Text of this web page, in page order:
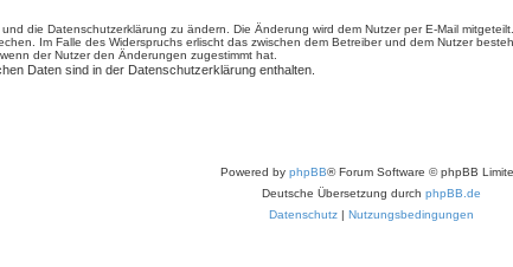
die Datenschutzerklärung zu ändern. Die Änderung wird dem Nutzer per E-Mail mitgeteilt.
Im Falle des Widerspruchs erlischt das zwischen dem Betreiber und dem Nutzer
der Nutzer den Änderungen zugestimmt hat.
Daten sind in der Datenschutzerklärung enthalten.
Powered by phpBB® Forum Software © phpBB
Deutsche Übersetzung durch phpBB.de
Datenschutz | Nutzungsbedingungen